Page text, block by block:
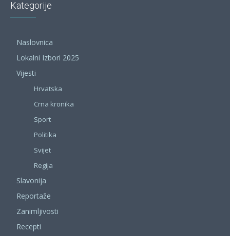
Kategorije
Naslovnica
Lokalni Izbori 2025
Vijesti
Hrvatska
Crna kronika
Sport
Politika
Svijet
Regija
Slavonija
Reportaže
Zanimljivosti
Recepti